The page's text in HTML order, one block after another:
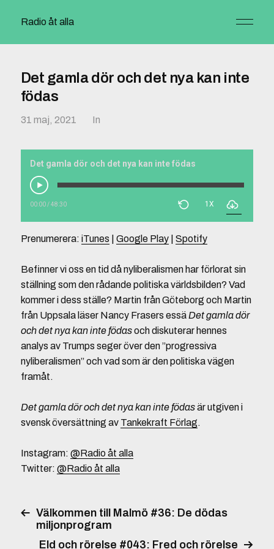
Radio åt alla
Det gamla dör och det nya kan inte
födas
31 maj, 2021 In
Det gamla dör och det nya kan inte födas
00:00/48:30 1X
Prenumerera: iTunes Google Play| Spotify
Befinner vi oss en tid då nyliberalismen har förlorat sin
ställning som den rådande politiska världsbilden? Vad
kommer i dess ställe? Martin från Göteborg och Martin
från Uppsala läser Nancy Frasers essä Det gamla dör
och det nya kan inte födasoch diskuterar hennes
analys av Trumps seger över den ”progressiva
nyliberalismen” och vad som är den politiska vägen
framåt.
Det gamla dör och det nya kan inte födasär utgiven i
svensk översättning av Tankekraft Förlag.
Instagram: @Radio åt alla
Twitter: @Radio åt alla
Välkommen till Malmö #36: De dödas
miljonprogram
Eld och rörelse #043: Fred och rörelse